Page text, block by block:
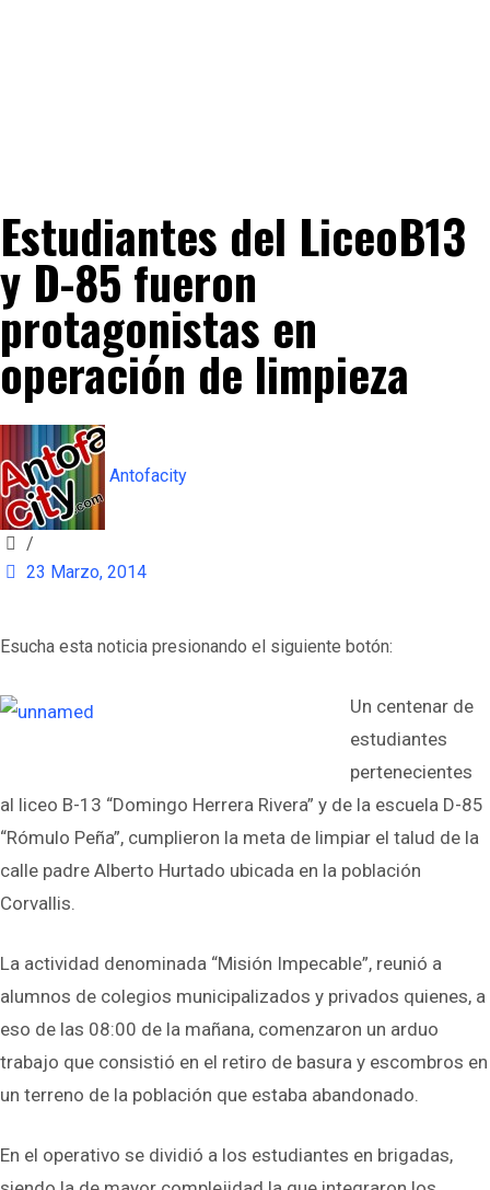
Estudiantes del LiceoB13
y D-85 fueron
protagonistas en
operación de limpieza
Antofacity
/
23 Marzo, 2014
Esucha esta noticia presionando el siguiente botón:
Un centenar de
estudiantes
pertenecientes
al liceo B-13 “Domingo Herrera Rivera” y de la escuela D-85
“Rómulo Peña”, cumplieron la meta de limpiar el talud de la
calle padre Alberto Hurtado ubicada en la población
Corvallis.
La actividad denominada “Misión Impecable”, reunió a
alumnos de colegios municipalizados y privados quienes, a
eso de las 08:00 de la mañana, comenzaron un arduo
trabajo que consistió en el retiro de basura y escombros en
un terreno de la población que estaba abandonado.
En el operativo se dividió a los estudiantes en brigadas,